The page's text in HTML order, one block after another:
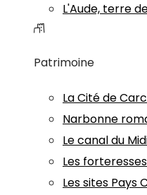
L'Aude, terre
Patrimoine
La Cité de
Narbonne
Le canal du
Les
Les sites Pays